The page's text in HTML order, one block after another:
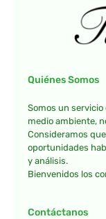
Quiénes Somos
Somos un
medio ambiente,
Consideramos
oportunidades
y análisis.
Bienvenidos los
Contáctanos